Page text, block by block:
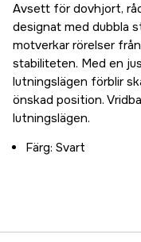
Avsett för dovhjort,
designat med dubbla
motverkar rörelser
stabiliteten. Med en
lutningslägen förblir
önskad position.
lutningslägen.
Färg: Svart